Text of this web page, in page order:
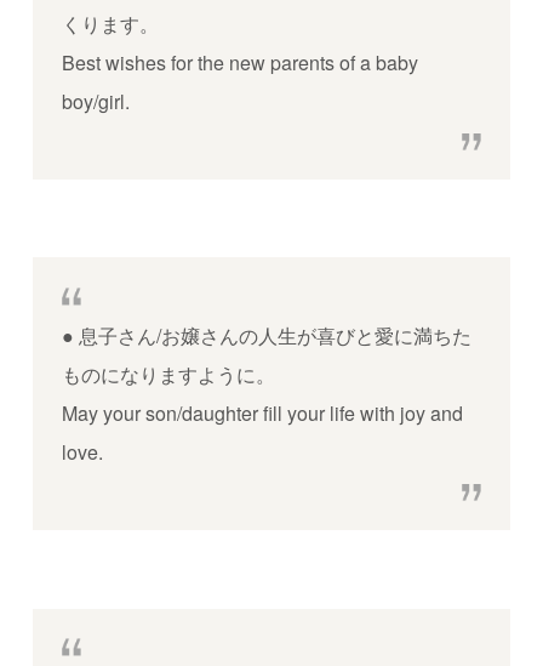
くります。
Best wishes for the new parents of a baby
boy/girl.
● 息子さん/お嬢さんの人生が喜びと愛に満ちた
ものになりますように。
May your son/daughter fill your life with joy and
love.